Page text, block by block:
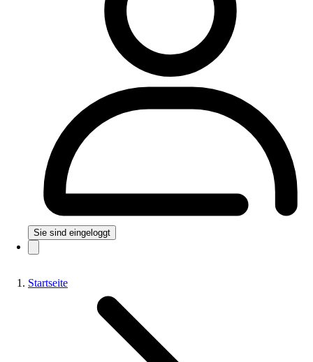
Sie sind eingeloggt
Startseite